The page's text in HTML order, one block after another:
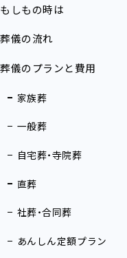
もしもの時は
葬儀の流れ
葬儀のプランと費用
家族葬
一般葬
自宅葬・寺院葬
直葬
社葬・合同葬
あんしん定額プラン